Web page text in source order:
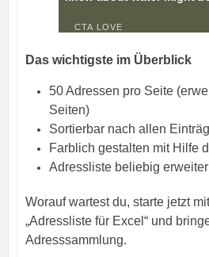
Das wichtigste im Überblick
50 Adressen pro Seite
Seiten)
Sortierbar nach allen
Farblich gestalten mit Hilfe
Adressliste beliebig
Worauf wartest du, starte jetzt
„Adressliste für Excel“ und
Adresssammlung.